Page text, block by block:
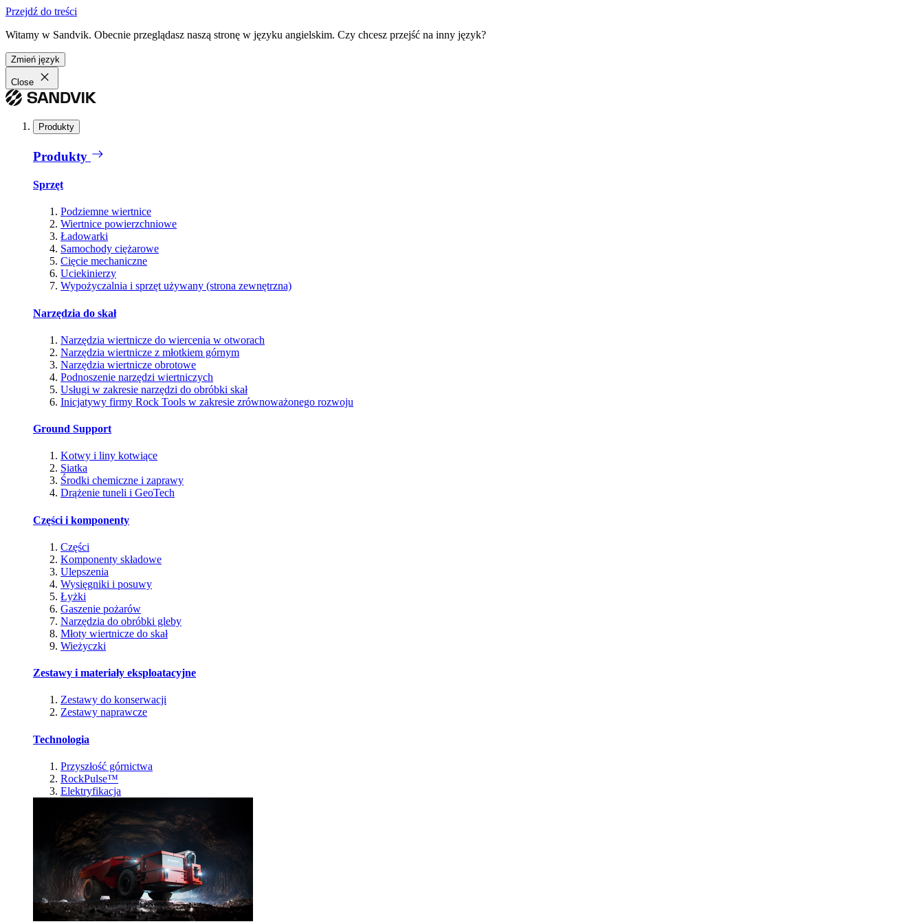
Przejdź do treści
Witamy w Sandvik. Obecnie przeglądasz naszą stronę w języku angielskim. Czy chcesz przejść na inny język?
Zmień język
Close
Produkty
Produkty
Sprzęt
Podziemne wiertnice
Wiertnice powierzchniowe
Ładowarki
Samochody ciężarowe
Cięcie mechaniczne
Uciekinierzy
Wypożyczalnia i sprzęt używany (strona zewnętrzna)
Narzędzia do skał
Narzędzia wiertnicze do wiercenia w otworach
Narzędzia wiertnicze z młotkiem górnym
Narzędzia wiertnicze obrotowe
Podnoszenie narzędzi wiertniczych
Usługi w zakresie narzędzi do obróbki skał
Inicjatywy firmy Rock Tools w zakresie zrównoważonego rozwoju
Ground Support
Kotwy i liny kotwiące
Siatka
Środki chemiczne i zaprawy
Drążenie tuneli i GeoTech
Części i komponenty
Części
Komponenty składowe
Ulepszenia
Wysięgniki i posuwy
Łyżki
Gaszenie pożarów
Narzędzia do obróbki gleby
Młoty wiertnicze do skał
Wieżyczki
Zestawy i materiały eksploatacyjne
Zestawy do konserwacji
Zestawy naprawcze
Technologia
Przyszłość górnictwa
RockPulse™
Elektryfikacja